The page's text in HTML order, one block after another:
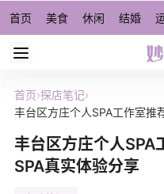
首页 美食 休闲 结婚
首页›探店笔记›
丰台区方庄个人SPA工作室推
丰台区方庄个人
SPA真实体验分享